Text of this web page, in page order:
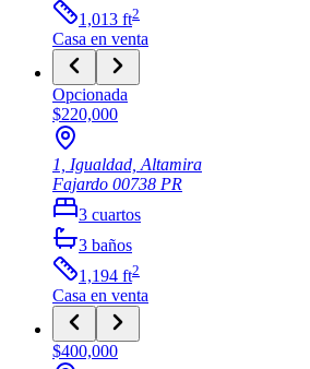
1,013 ft2
Casa en venta
Opcionada
$220,000
1, Igualdad, Altamira
Fajardo 00738 PR
3 cuartos
3 baños
1,194 ft2
Casa en venta
$400,000